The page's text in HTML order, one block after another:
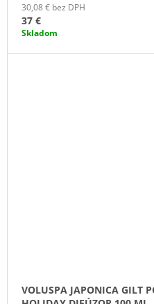
30,08 € bez DPH
37 €
Skladom
VOLUSPA JAPONICA GILT